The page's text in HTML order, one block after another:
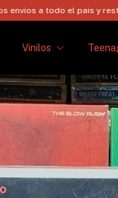
el pais y resto del mundo
Vinilos